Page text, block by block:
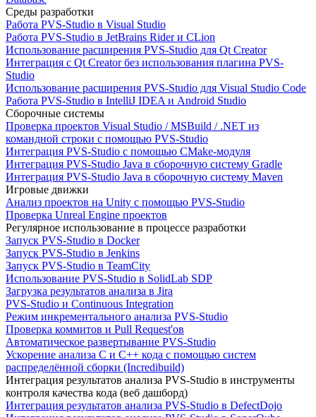
Среды разработки
Работа PVS-Studio в Visual Studio
Работа PVS-Studio в JetBrains Rider и CLion
Использование расширения PVS-Studio для Qt Creator
Интеграция с Qt Creator без использования плагина PVS-
Studio
Использование расширения PVS-Studio для Visual Studio Code
Работа PVS-Studio в IntelliJ IDEA и Android Studio
Сборочные системы
Проверка проектов Visual Studio / MSBuild / .NET из
командной строки с помощью PVS-Studio
Интеграция PVS-Studio с помощью CMake-модуля
Интеграция PVS-Studio Java в сборочную систему Gradle
Интеграция PVS-Studio Java в сборочную систему Maven
Игровые движки
Анализ проектов на Unity с помощью PVS-Studio
Проверка Unreal Engine проектов
Регулярное использование в процессе разработки
Запуск PVS-Studio в Docker
Запуск PVS-Studio в Jenkins
Запуск PVS-Studio в TeamCity
Использование PVS-Studio в SolidLab SDP
Загрузка результатов анализа в Jira
PVS-Studio и Continuous Integration
Режим инкрементального анализа PVS-Studio
Проверка коммитов и Pull Request'ов
Автоматическое развертывание PVS-Studio
Ускорение анализа C и C++ кода с помощью систем
распределённой сборки (Incredibuild)
Интеграция результатов анализа PVS-Studio в инструменты
контроля качества кода (веб дашборд)
Интеграция результатов анализа PVS-Studio в DefectDojo